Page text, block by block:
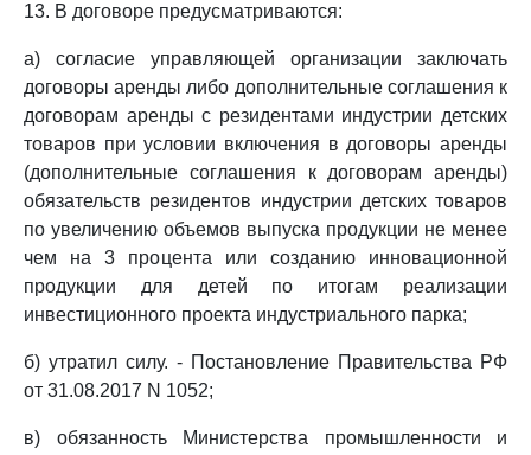
13. В договоре предусматриваются:
а) согласие управляющей организации заключать
договоры аренды либо дополнительные соглашения к
договорам аренды с резидентами индустрии детских
товаров при условии включения в договоры аренды
(дополнительные соглашения к договорам аренды)
обязательств резидентов индустрии детских товаров
по увеличению объемов выпуска продукции не менее
чем на 3 процента или созданию инновационной
продукции для детей по итогам реализации
инвестиционного проекта индустриального парка;
б) утратил силу. - Постановление Правительства РФ
от 31.08.2017 N 1052;
в) обязанность Министерства промышленности и